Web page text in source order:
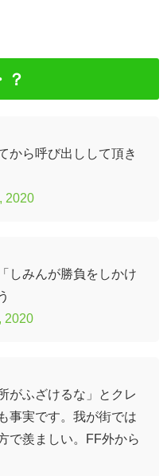
？
から呼び出しして頂き
2020
しみんが勝負をしかけ
2020
がふざけるな」とクレ
事実です。我が街では
で羨ましい。FF外から